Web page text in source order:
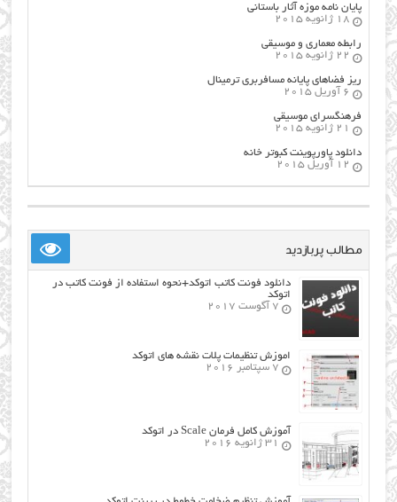
پایان نامه موزه آثار باستانی
18 ژانویه 2015
رابطه معماری و موسیقی
22 ژانویه 2015
ریز فضاهای پایانه مسافربری ترمینال
6 آوریل 2015
فرهنگسراي موسيقي
21 ژانویه 2015
دانلود پاورپوینت کبوتر خانه
12 آوریل 2015
مطالب پربازدید
دانلود فونت کاتب اتوکد+نحوه استفاده از فونت کاتب در
اتوکد
7 آگوست 2017
اموزش تنظیمات پلات نقشه های اتوکد
7 سپتامبر 2016
آموزش کامل فرمان Scale در اتوکد
31 ژانویه 2016